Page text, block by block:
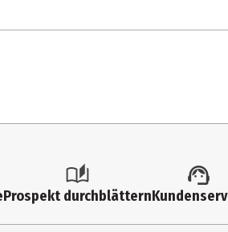
Funko Others
Prospekt durchblättern